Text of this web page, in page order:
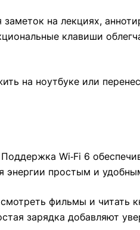
на лекциях,
клавиши
на ноутбуке или
Wi‑Fi 6
энергии простым и
фильмы и читать
зарядка добавляют